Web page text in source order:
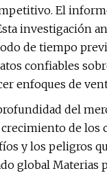
El
investigación
de tiempo
confiables
enfoques de
del
de
y los peligros
global Materias